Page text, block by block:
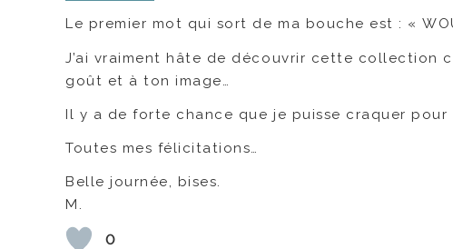
Le premier mot qui sort de ma bouche est : «
J’ai vraiment hâte de découvrir cette collection
goût et à ton image…
Il y a de forte chance que je puisse craquer
Toutes mes félicitations…
Belle journée, bises.
M.
0